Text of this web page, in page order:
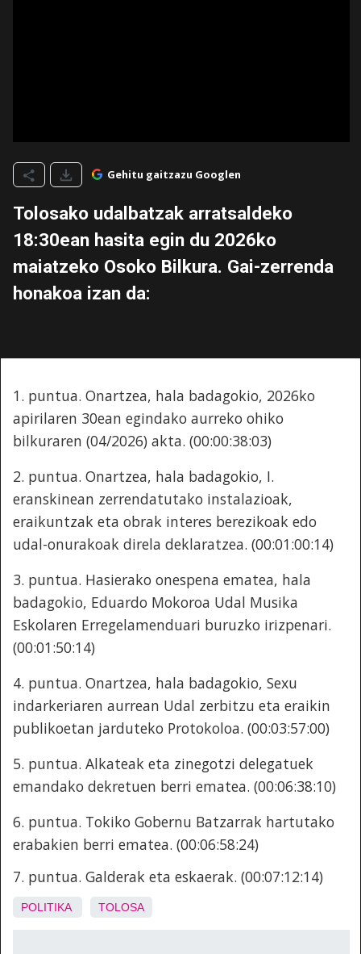
Gehitu gaitzazu Googlen
Tolosako udalbatzak arratsaldeko
18:30ean hasita egin du 2026ko
maiatzeko Osoko Bilkura. Gai-zerrenda
honakoa izan da:
1. puntua. Onartzea, hala badagokio, 2026ko
apirilaren 30ean egindako aurreko ohiko
bilkuraren (04/2026) akta. (00:00:38:03)
2. puntua. Onartzea, hala badagokio, I.
eranskinean zerrendatutako instalazioak,
eraikuntzak eta obrak interes berezikoak edo
udal-onurakoak direla deklaratzea. (00:01:00:14)
3. puntua. Hasierako onespena ematea, hala
badagokio, Eduardo Mokoroa Udal Musika
Eskolaren Erregelamenduari buruzko irizpenari.
(00:01:50:14)
4. puntua. Onartzea, hala badagokio, Sexu
indarkeriaren aurrean Udal zerbitzu eta eraikin
publikoetan jarduteko Protokoloa. (00:03:57:00)
5. puntua. Alkateak eta zinegotzi delegatuek
emandako dekretuen berri ematea. (00:06:38:10)
6. puntua. Tokiko Gobernu Batzarrak hartutako
erabakien berri ematea. (00:06:58:24)
7. puntua. Galderak eta eskaerak. (00:07:12:14)
POLITIKA TOLOSA